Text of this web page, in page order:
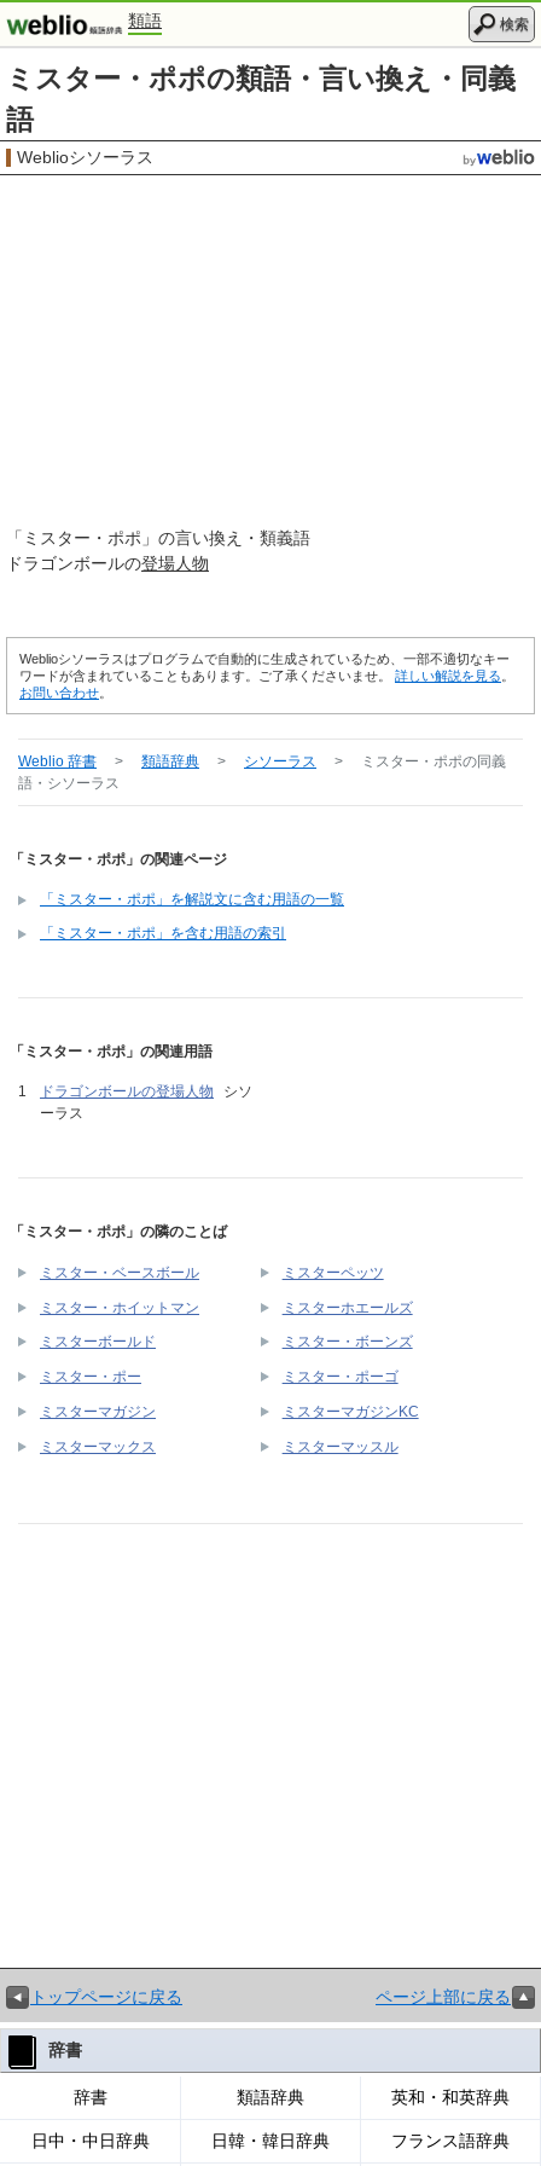
類語 検索
ミスター・ポポの類語・言い換え・同義
語
Weblioシソーラス
「 ミスター・ポポ 」の言い換え・類義語
ドラゴンボールの登場人物
Weblioシソーラスはプログラムで自動的に生成されているため、一部不適切なキー
ワードが含まれていることもあります。ご了承くださいませ。 詳しい解説を見る
お問い合わせ
Weblio 辞書 > 類語辞典 > シソーラス > ミスター・ポポの同義
語・シソーラス
「ミスター・ポポ」の関連ページ
「ミスター・ポポ」を解説文に含む用語の一覧
「ミスター・ポポ」を含む用語の索引
「ミスター・ポポ」の関連用語
ドラゴンボールの登場人物
シソ
ーラス
「ミスター・ポポ」の隣のことば
ミスター・ベースボール ミスターペッツ
ミスター・ホイットマン ミスターホエールズ
ミスターボールド ミスター・ボーンズ
ミスター・ポー ミスター・ポーゴ
ミスターマガジン ミスターマガジンKC
ミスターマックス ミスターマッスル
トップページに戻る ページ上部に戻る
辞書
辞書 類語辞典 英和・和英辞典
日中・中日辞典 日韓・韓日辞典 フランス語辞典